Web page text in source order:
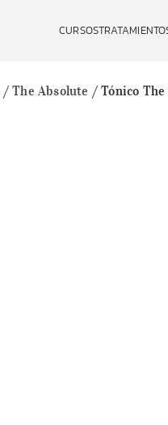
CURSOS
/The Absolute / Tónico The